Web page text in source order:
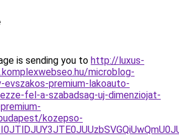
is sending you to http://luxus-
microblog-
evszakos-premium-lakoauto-
fel-a-szabadsag-uj-dimenziojat-
kozepso-